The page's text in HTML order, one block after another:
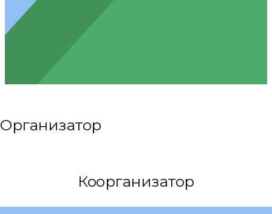
Организатор
Коорганизатор